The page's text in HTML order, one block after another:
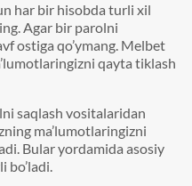
har bir hisobda turli xil
Agar bir parolni
ostiga qo’ymang. Melbet
qayta tiklash
saqlash vositalaridan
ma’lumotlaringizni
Bular yordamida asosiy
bo’ladi.